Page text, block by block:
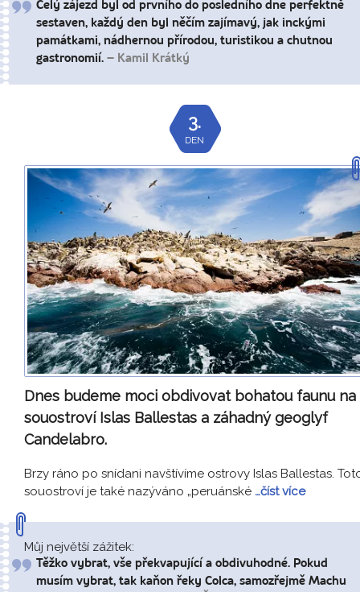
Celý zájezd byl od prvního do posledního dne perfektně
sestaven, každý den byl něčím zajímavý, jak inckými
památkami, nádhernou přírodou, turistikou a chutnou
gastronomií. – Kamil Krátký
3.
DEN
Dnes budeme moci obdivovat bohatou faunu na
souostroví Islas Ballestas a záhadný geoglyf
Candelabro.
Brzy ráno po snídani navštívíme ostrovy Islas Ballestas.
souostroví je také nazýváno „peruánské …číst více
Můj největší zážitek:
Těžko vybrat, vše překvapující a obdivuhodné. Pokud
musím vybrat, tak kaňon řeky Colca, samozřejmě Machu